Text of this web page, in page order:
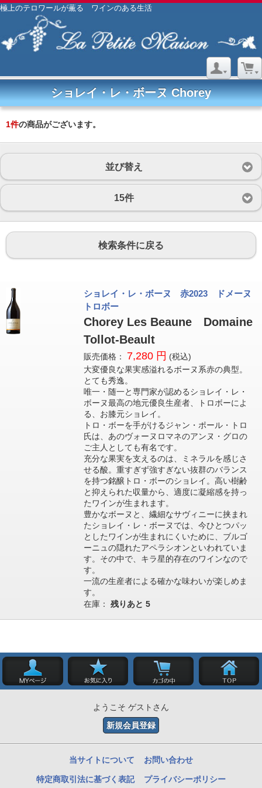
極上のテロワールが薫る ワインのある生活
ショレイ・レ・ボーヌ Chorey
1件の商品がございます。
並び替え
15件
検索条件に戻る
ショレイ・レ・ボーヌ 赤2023 ドメーヌ
トロボー
Chorey Les Beaune Domaine
Tollot-Beault
販売価格： 7,280 円 (税込)
大変優良な果実感溢れるボーヌ系赤の典型。
とても秀逸。
唯一・随一と専門家が認めるショレイ・レ・
ボーヌ最高の地元優良生産者、トロボーによ
る、お膝元ショレイ。
トロ・ボーを手がけるジャン・ポール・トロ
氏は、あのヴォーヌロマネのアンヌ・グロの
ご主人としても有名です。
充分な果実を支えるのは、ミネラルを感じさ
せる酸。重すぎず強すぎない抜群のバランス
を持つ銘醸トロ・ボーのショレイ。高い樹齢
と抑えられた収量から、適度に凝縮感を持っ
たワインが生まれます。
豊かなボーヌと、繊細なサヴィニーに挟まれ
たショレイ・レ・ボーヌでは、今ひとつパッ
としたワインが生まれにくいために、ブルゴ
ーニュの隠れたアペラシオンといわれていま
す。その中で、キラ星的存在のワインなので
す。
一流の生産者による確かな味わいが楽しめま
す。
在庫： 残りあと 5
ようこそ ゲストさん
新規会員登録
当サイトについて お問い合わせ
特定商取引法に基づく表記 プライバシーポリシー